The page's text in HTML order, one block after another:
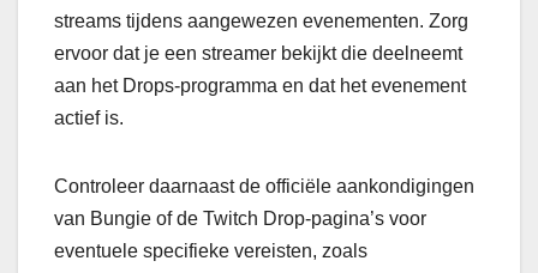
streams tijdens aangewezen evenementen. Zorg
ervoor dat je een streamer bekijkt die deelneemt
aan het Drops-programma en dat het evenement
actief is.
Controleer daarnaast de officiële aankondigingen
van Bungie of de Twitch Drop-pagina’s voor
eventuele specifieke vereisten, zoals